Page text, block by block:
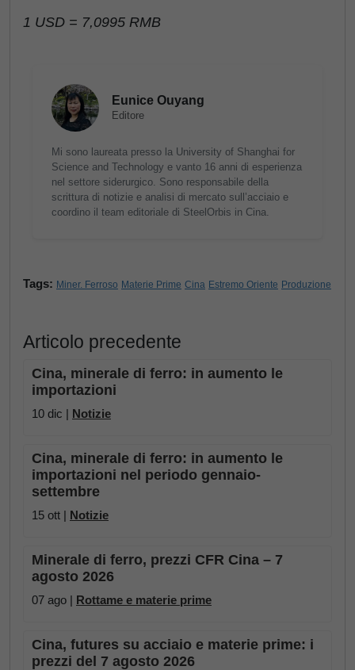
1 USD = 7,0995 RMB
Eunice Ouyang
Editore
Mi sono laureata presso la University of Shanghai for
Science and Technology e vanto 16 anni di esperienza
nel settore siderurgico. Sono responsabile della
scrittura di notizie e analisi di mercato sull’acciaio e
coordino il team editoriale di SteelOrbis in Cina.
Tags: Miner. Ferroso Materie Prime Cina Estremo Oriente Produzione
Articolo precedente
Cina, minerale di ferro: in aumento le
importazioni
10 dic | Notizie
Cina, minerale di ferro: in aumento le
importazioni nel periodo gennaio-
settembre
15 ott | Notizie
Minerale di ferro, prezzi CFR Cina – 7
agosto 2026
07 ago | Rottame e materie prime
Cina, futures su acciaio e materie prime: i
prezzi del 7 agosto 2026